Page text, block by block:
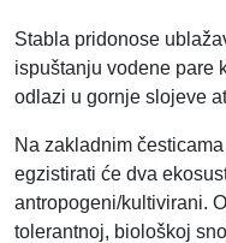
Stabla pridonose
ispuštanju vodene pare
odlazi u gornje slojeve
Na zakladnim
egzistirati će dva
antropogeni/kultivirani.
tolerantnoj, biološkoj